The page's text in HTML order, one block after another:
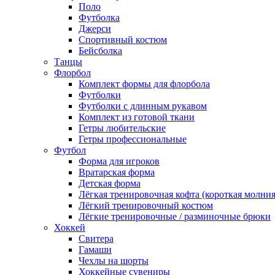
Поло
Футболка
Джерси
Спортивный костюм
Бейсболка
Танцы
Флорбол
Комплект формы для флорбола
Футболки
Футболки с длинным рукавом
Комплект из готовой ткани
Гетры любительские
Гетры профессиональные
Футбол
Форма для игроков
Вратарская форма
Детская форма
Лёгкая тренировочная кофта (короткая
Лёгкий тренировочный костюм
Лёгкие тренировочные / разминочные брюки
Хоккей
Свитера
Гамаши
Чехлы на шорты
Хоккейные сувениры